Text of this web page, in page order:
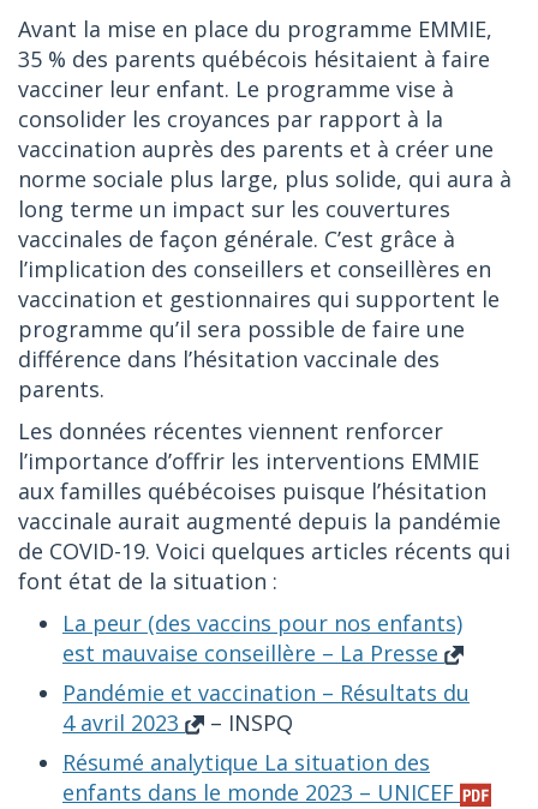
Avant la mise en place du programme EMMIE,
35 % des parents québécois hésitaient à faire
vacciner leur enfant. Le programme vise à
consolider les croyances par rapport à la
vaccination auprès des parents et à créer une
norme sociale plus large, plus solide, qui aura à
long terme un impact sur les couvertures
vaccinales de façon générale. C’est grâce à
l’implication des conseillers et conseillères en
vaccination et gestionnaires qui supportent le
programme qu’il sera possible de faire une
différence dans l’hésitation vaccinale des
parents.
Les données récentes viennent renforcer
l’importance d’offrir les interventions EMMIE
aux familles québécoises puisque l’hésitation
vaccinale aurait augmenté depuis la pandémie
de COVID-19. Voici quelques articles récents qui
font état de la situation :
La peur (des vaccins pour nos enfants)
est mauvaise conseillère – La Presse
Pandémie et vaccination – Résultats du
4 avril 2023
– INSPQ
Résumé analytique La situation des
enfants dans le monde 2023 – UNICEF